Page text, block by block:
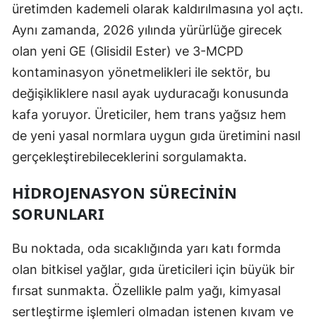
üretimden kademeli olarak kaldırılmasına yol açtı.
Aynı zamanda, 2026 yılında yürürlüğe girecek
olan yeni GE (Glisidil Ester) ve 3-MCPD
kontaminasyon yönetmelikleri ile sektör, bu
değişikliklere nasıl ayak uyduracağı konusunda
kafa yoruyor. Üreticiler, hem trans yağsız hem
de yeni yasal normlara uygun gıda üretimini nasıl
gerçekleştirebileceklerini sorgulamakta.
HIDROJENASYON SÜRECININ
SORUNLARI
Bu noktada, oda sıcaklığında yarı katı formda
olan bitkisel yağlar, gıda üreticileri için büyük bir
fırsat sunmakta. Özellikle palm yağı, kimyasal
sertleştirme işlemleri olmadan istenen kıvam ve